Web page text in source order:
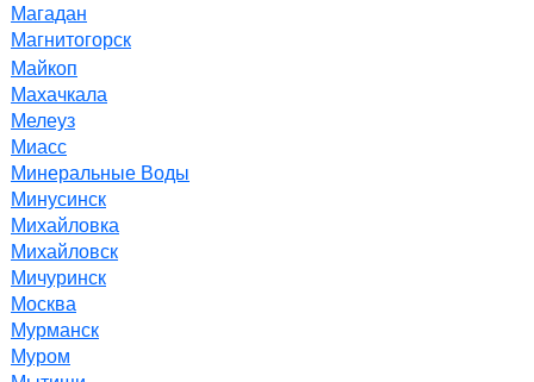
Магадан
Магнитогорск
Майкоп
Махачкала
Мелеуз
Миасс
Минеральные Воды
Минусинск
Михайловка
Михайловск
Мичуринск
Москва
Мурманск
Муром